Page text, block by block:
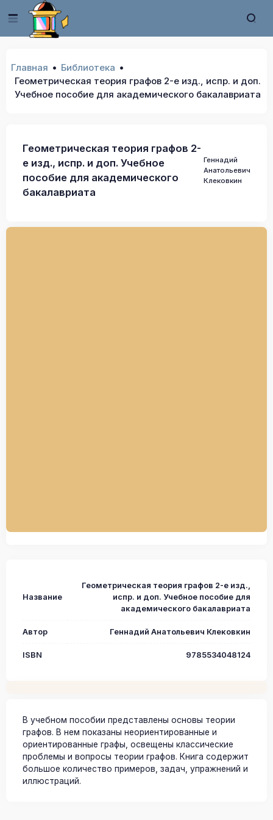
Главная
Библиотека
Геометрическая теория графов 2-е изд., испр. и доп.
Учебное пособие для академического бакалавриата
Геометрическая теория графов 2-
е изд., испр. и доп. Учебное
пособие для академического
бакалавриата
Геннадий
Анатольевич
Клековкин
Название
Геометрическая теория графов 2-е изд.,
испр. и доп. Учебное пособие для
академического бакалавриата
Автор Геннадий Анатольевич Клековкин
ISBN 9785534048124
В учебном пособии представлены основы теории
графов. В нем показаны неориентированные и
ориентированные графы, освещены классические
проблемы и вопросы теории графов. Книга содержит
большое количество примеров, задач, упражнений и
иллюстраций.